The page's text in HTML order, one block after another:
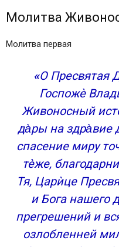
Молитва
Молитва первая
«О Пресвятая
Госпожѐ
Живоносный
да̀ры на здра̀вие
спасение миру
тѐже,
Тя, Царѝце
и Бога нашего
прегрешений и
озлобленней